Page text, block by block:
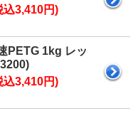
込3,410円)
PETG 1kg レッ
込3,410円)